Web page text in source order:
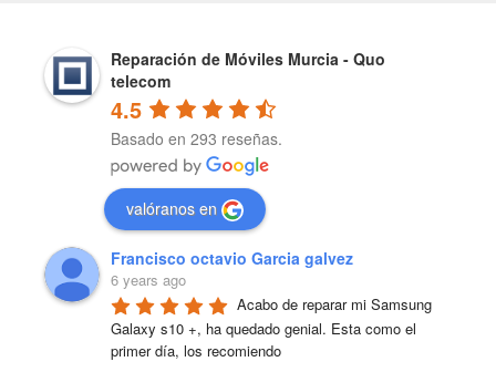
Reparación de Móviles Murcia - Quo
telecom
4.5
Basado en 293 reseñas.
valóranos en
Francisco octavio Garcia galvez
6 years ago
Acabo de reparar mi Samsung
Galaxy s10 +, ha quedado genial. Esta como el
primer día, los recomiendo